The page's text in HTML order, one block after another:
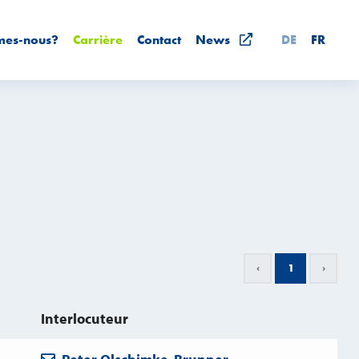
nous? Carrière Contact News DE FR
‹ 1 ›
Interlocuteur